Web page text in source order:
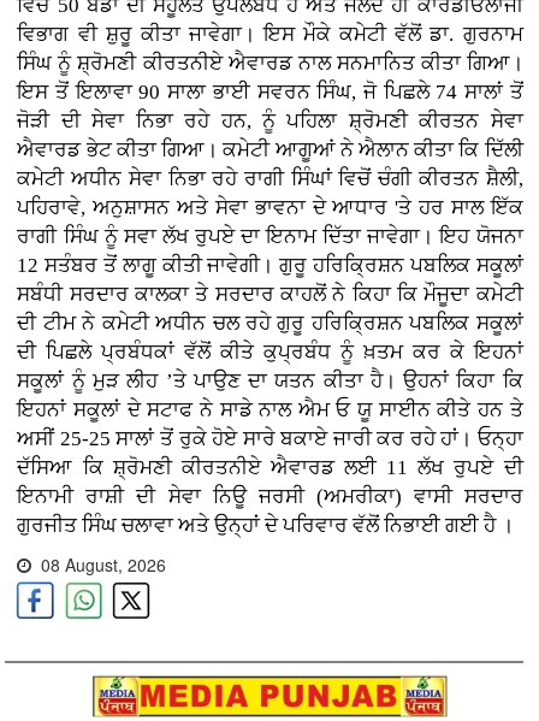
ਵਿੱਚ 50 ਬੈੱਡਾਂ ਦੀ ਸਹੂਲਤ ਉਪਲਬਧ ਹੈ ਅਤੇ ਜਲਦ ਹੀ ਕਾਰਡੀਓਲਾਜੀ
ਵਿਭਾਗ ਵੀ ਸ਼ੁਰੂ ਕੀਤਾ ਜਾਵੇਗਾ। ਇਸ ਮੌਕੇ ਕਮੇਟੀ ਵੱਲੋਂ ਡਾ. ਗੁਰਨਾਮ
ਸਿੰਘ ਨੂੰ ਸ਼੍ਰੋਮਣੀ ਕੀਰਤਨੀਏ ਐਵਾਰਡ ਨਾਲ ਸਨਮਾਨਿਤ ਕੀਤਾ ਗਿਆ।
ਇਸ ਤੋਂ ਇਲਾਵਾ 90 ਸਾਲਾ ਭਾਈ ਸਵਰਨ ਸਿੰਘ, ਜੋ ਪਿਛਲੇ 74 ਸਾਲਾਂ ਤੋਂ
ਜੋੜੀ ਦੀ ਸੇਵਾ ਨਿਭਾ ਰਹੇ ਹਨ, ਨੂੰ ਪਹਿਲਾ ਸ਼੍ਰੋਮਣੀ ਕੀਰਤਨ ਸੇਵਾ
ਐਵਾਰਡ ਭੇਟ ਕੀਤਾ ਗਿਆ। ਕਮੇਟੀ ਆਗੂਆਂ ਨੇ ਐਲਾਨ ਕੀਤਾ ਕਿ ਦਿੱਲੀ
ਕਮੇਟੀ ਅਧੀਨ ਸੇਵਾ ਨਿਭਾ ਰਹੇ ਰਾਗੀ ਸਿੰਘਾਂ ਵਿਚੋਂ ਚੰਗੀ ਕੀਰਤਨ ਸ਼ੈਲੀ,
ਪਹਿਰਾਵੇ, ਅਨੁਸ਼ਾਸਨ ਅਤੇ ਸੇਵਾ ਭਾਵਨਾ ਦੇ ਆਧਾਰ 'ਤੇ ਹਰ ਸਾਲ ਇੱਕ
ਰਾਗੀ ਸਿੰਘ ਨੂੰ ਸਵਾ ਲੱਖ ਰੁਪਏ ਦਾ ਇਨਾਮ ਦਿੱਤਾ ਜਾਵੇਗਾ। ਇਹ ਯੋਜਨਾ
12 ਸਤੰਬਰ ਤੋਂ ਲਾਗੂ ਕੀਤੀ ਜਾਵੇਗੀ। ਗੁਰੂ ਹਰਿਕ੍ਰਿਸ਼ਨ ਪਬਲਿਕ ਸਕੂਲਾਂ
ਸਬੰਧੀ ਸਰਦਾਰ ਕਾਲਕਾ ਤੇ ਸਰਦਾਰ ਕਾਹਲੋਂ ਨੇ ਕਿਹਾ ਕਿ ਮੌਜੂਦਾ ਕਮੇਟੀ
ਦੀ ਟੀਮ ਨੇ ਕਮੇਟੀ ਅਧੀਨ ਚਲ ਰਹੇ ਗੁਰੂ ਹਰਿਕ੍ਰਿਸ਼ਨ ਪਬਲਿਕ ਸਕੂਲਾਂ
ਦੀ ਪਿਛਲੇ ਪ੍ਰਬੰਧਕਾਂ ਵੱਲੋਂ ਕੀਤੇ ਕੁਪ੍ਰਬੰਧ ਨੂੰ ਖ਼ਤਮ ਕਰ ਕੇ ਇਹਨਾਂ
ਸਕੂਲਾਂ ਨੂੰ ਮੁੜ ਲੀਹ ’ਤੇ ਪਾਉਣ ਦਾ ਯਤਨ ਕੀਤਾ ਹੈ। ਉਹਨਾਂ ਕਿਹਾ ਕਿ
ਇਹਨਾਂ ਸਕੂਲਾਂ ਦੇ ਸਟਾਫ ਨੇ ਸਾਡੇ ਨਾਲ ਐਮ ਓ ਯੂ ਸਾਈਨ ਕੀਤੇ ਹਨ ਤੇ
ਅਸੀਂ 25-25 ਸਾਲਾਂ ਤੋਂ ਰੁਕੇ ਹੋਏ ਸਾਰੇ ਬਕਾਏ ਜਾਰੀ ਕਰ ਰਹੇ ਹਾਂ। ਓਨ੍ਹਾ
ਦੱਸਿਆ ਕਿ ਸ਼੍ਰੋਮਣੀ ਕੀਰਤਨੀਏ ਐਵਾਰਡ ਲਈ 11 ਲੱਖ ਰੁਪਏ ਦੀ
ਇਨਾਮੀ ਰਾਸ਼ੀ ਦੀ ਸੇਵਾ ਨਿਊ ਜਰਸੀ (ਅਮਰੀਕਾ) ਵਾਸੀ ਸਰਦਾਰ
ਗੁਰਜੀਤ ਸਿੰਘ ਚਲਾਵਾ ਅਤੇ ਉਨ੍ਹਾਂ ਦੇ ਪਰਿਵਾਰ ਵੱਲੋਂ ਨਿਭਾਈ ਗਈ ਹੈ ।
08 August, 2026